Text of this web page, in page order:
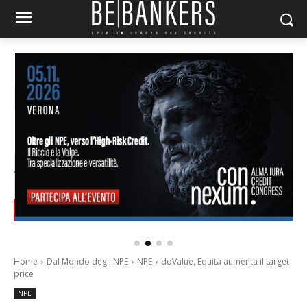
Home Dal Mondo degli NPE NPE
doValue, Equita aumenta il target
price
NPE